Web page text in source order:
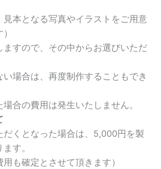
見本となる写真やイラストをご用意
すので、 その中からお選びいただ
場合は、 再度制作することもでき
合の費用は発生いたしません。
だくとなった場合は、5,000円を製
す。
用も確定とさせて頂きます）